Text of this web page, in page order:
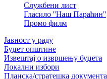
Службени лист
Гласило ''Наш Параћин''
Промо филм
Јавност у раду
Буџет општине
Извештај о извршењу буџета
Локални избори
Планска/стратешка документа